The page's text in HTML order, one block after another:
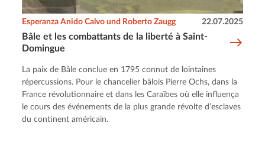
Bâle et les combattants de la liberté à Saint-
Domingue
Esperanza Anido Calvo und Roberto Zaugg 22.07.2025
La paix de Bâle conclue en 1795 connut de lointaines
répercussions. Pour le chancelier bâlois Pierre Ochs, dans la
France révolutionnaire et dans les Caraïbes où elle influença
le cours des événements de la plus grande révolte d’esclaves
du continent américain.